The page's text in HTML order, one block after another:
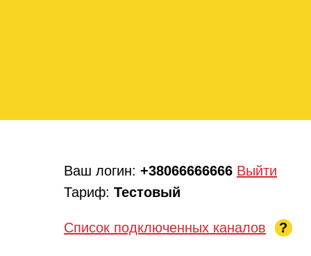
Ваш логин: +38066666666 Выйти
Тариф: Тестовый
Список подключенных каналов ?